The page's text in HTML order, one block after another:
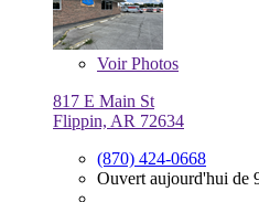
VoirPhotos
817 E Main St
Flippin, AR 72634
(870) 424-0668
Ouvert aujourd'hui de